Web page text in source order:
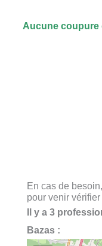
Aucune coupure
En cas de
pour venir
Il y a 3
Bazas :